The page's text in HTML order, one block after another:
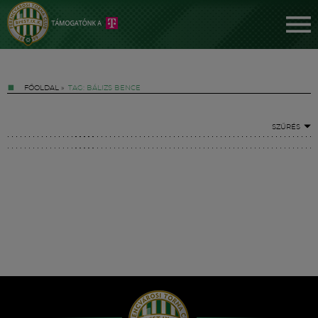
FŐOLDAL » TAG: BÁLIZS BENCE
SZŰRÉS
Hírek